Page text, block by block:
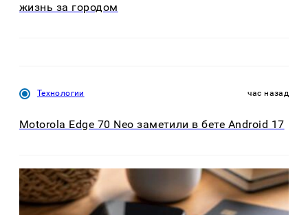
жизнь за городом
Технологии час назад
Motorola Edge 70 Neo заметили в бете Android 17